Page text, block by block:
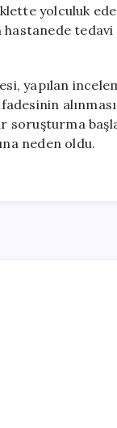
yolculuk
yapılan
soruşturma
neden oldu.